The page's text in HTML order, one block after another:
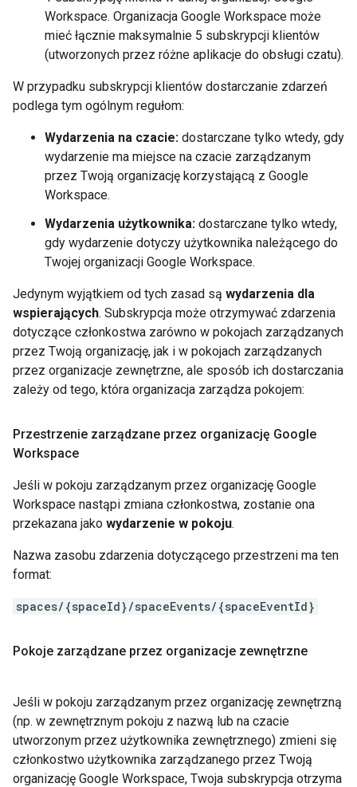
Workspace. Organizacja Google Workspace może
mieć łącznie maksymalnie 5 subskrypcji klientów
(utworzonych przez różne aplikacje do obsługi czatu).
W przypadku subskrypcji klientów dostarczanie zdarzeń
podlega tym ogólnym regułom:
Wydarzenia na czacie: dostarczane tylko wtedy, gdy
wydarzenie ma miejsce na czacie zarządzanym
przez Twoją organizację korzystającą z Google
Workspace.
Wydarzenia użytkownika: dostarczane tylko wtedy,
gdy wydarzenie dotyczy użytkownika należącego do
Twojej organizacji Google Workspace.
Jedynym wyjątkiem od tych zasad są wydarzenia dla
wspierających. Subskrypcja może otrzymywać zdarzenia
dotyczące członkostwa zarówno w pokojach zarządzanych
przez Twoją organizację, jak i w pokojach zarządzanych
przez organizacje zewnętrzne, ale sposób ich dostarczania
zależy od tego, która organizacja zarządza pokojem:
Przestrzenie zarządzane przez organizację Google
Workspace
Jeśli w pokoju zarządzanym przez organizację Google
Workspace nastąpi zmiana członkostwa, zostanie ona
przekazana jako wydarzenie w pokoju.
Nazwa zasobu zdarzenia dotyczącego przestrzeni ma ten
format:
spaces/{spaceId}/spaceEvents/{spaceEventId}
Pokoje zarządzane przez organizacje zewnętrzne
Jeśli w pokoju zarządzanym przez organizację zewnętrzną
(np. w zewnętrznym pokoju z nazwą lub na czacie
utworzonym przez użytkownika zewnętrznego) zmieni się
członkostwo użytkownika zarządzanego przez Twoją
organizację Google Workspace, Twoja subskrypcja otrzyma